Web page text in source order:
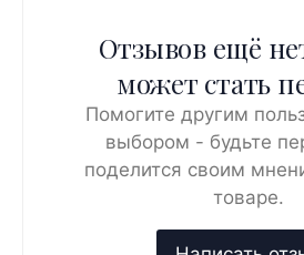
Отзывов ещё
может стать
Помогите другим
выбором - будьте
поделится своим
товаре.